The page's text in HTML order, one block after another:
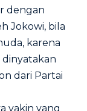
dengan
Jokowi, bila
karena
dinyatakan
dari Partai
yakin yang